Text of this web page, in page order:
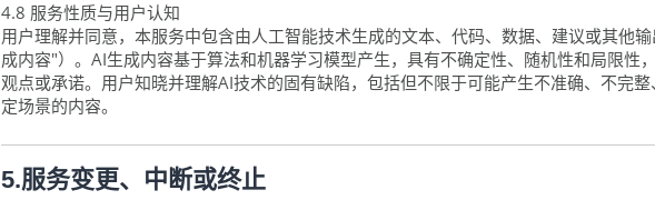
4.8 服务性质与用户认知
用户理解并同意，本服务中包含由人工智能技术生成的文本、代码、数据、建议或其他
成内容"）。AI生成内容基于算法和机器学习模型产生，具有不确定性、随机性和局限性
观点或承诺。用户知晓并理解AI技术的固有缺陷，包括但不限于可能产生不准确、不完
定场景的内容。
5.服务变更、中断或终止